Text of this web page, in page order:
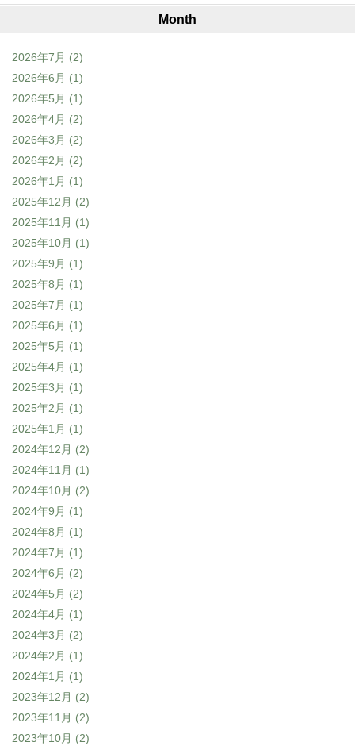
Month
2026年7月 (2)
2026年6月 (1)
2026年5月 (1)
2026年4月 (2)
2026年3月 (2)
2026年2月 (2)
2026年1月 (1)
2025年12月 (2)
2025年11月 (1)
2025年10月 (1)
2025年9月 (1)
2025年8月 (1)
2025年7月 (1)
2025年6月 (1)
2025年5月 (1)
2025年4月 (1)
2025年3月 (1)
2025年2月 (1)
2025年1月 (1)
2024年12月 (2)
2024年11月 (1)
2024年10月 (2)
2024年9月 (1)
2024年8月 (1)
2024年7月 (1)
2024年6月 (2)
2024年5月 (2)
2024年4月 (1)
2024年3月 (2)
2024年2月 (1)
2024年1月 (1)
2023年12月 (2)
2023年11月 (2)
2023年10月 (2)